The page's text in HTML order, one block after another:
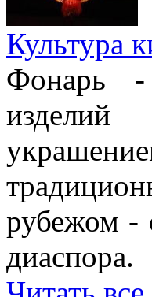
Культура
Фонарь -
изделий
рубежом -
диаспора.